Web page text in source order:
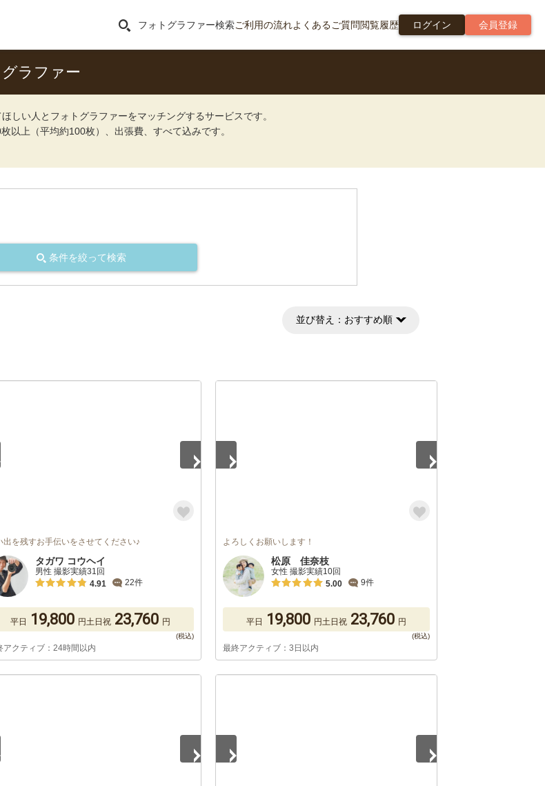
フォトグラファー検索ご利用の流れよくあるご質問閲覧履歴 ログイン 会員登録
ラファー
しい人とフォトグラファーをマッチングするサービスです。
以上（平均約100枚）、出張費、すべて込みです。
条件を絞って検索
並び替え： おすすめ順
出を残すお手伝いをさせてください♪
タガワ コウヘイ
男性 撮影実績31回
4.91
22件
平日 19,800 円土日祝 23,760 円
アクティブ：24時間以内
よろしくお願いします！
松原 佳奈枝
女性 撮影実績10回
5.00
9件
平日 19,800 円土日祝 23,760 円
最終アクティブ：3日以内